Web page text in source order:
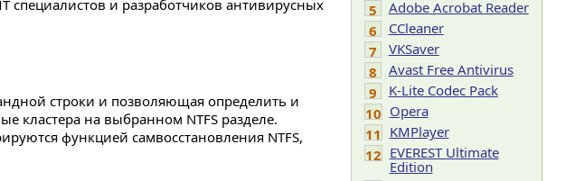
специалистов и разработчиков антивирусных
строки и позволяющая определить и
кластера на выбранном NTFS разделе.
функцией самвосстановления NTFS,
5
Adobe Acrobat Reader
6
CCleaner
7
VKSaver
8
Avast Free Antivirus
9
K-Lite Codec Pack
10 Opera
11 KMPlayer
12 EVEREST Ultimate
Edition